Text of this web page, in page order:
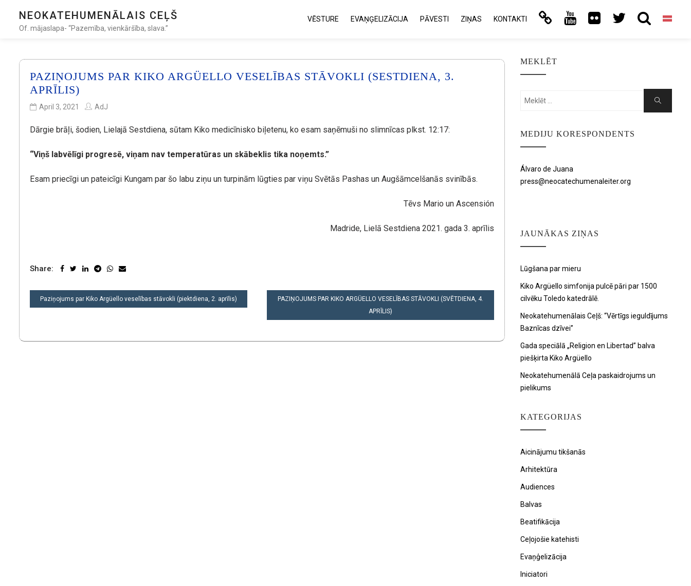
NEOKATEHUMENĀLAIS CEĻŠ
Of. mājaslapa- “Pazemība, vienkāršība, slava.”
VĒSTURE EVAŅĢELIZĀCIJA PĀVESTI ZIŅAS KONTAKTI
PAZIŅOJUMS PAR KIKO ARGÜELLO VESELĪBAS STĀVOKLI (SESTDIENA, 3.
APRĪLIS)
April 3, 2021 AdJ
Dārgie brāļi, šodien, Lielajā Sestdiena, sūtam Kiko medicīnisko biļetenu, ko esam saņēmuši no slimnīcas plkst. 12:17:
“Viņš labvēlīgi progresē, viņam nav temperatūras un skābeklis tika noņemts.”
Esam priecīgi un pateicīgi Kungam par šo labu ziņu un turpinām lūgties par viņu Svētās Pashas un Augšāmcelšanās svinībās.
Tēvs Mario un Ascensión
Madride, Lielā Sestdiena 2021. gada 3. aprīlis
Share:
POST
NAVIGATION
Paziņojums par Kiko Argüello veselības stāvokli (piektdiena, 2. aprīlis)
PAZIŅOJUMS PAR KIKO ARGÜELLO VESELĪBAS STĀVOKLI (SVĒTDIENA, 4.
APRĪLIS)
MEKLĒT
Search
Search
MEDIJU KORESPONDENTS
Álvaro de Juana
press@neocatechumenaleiter.org
JAUNĀKAS ZIŅAS
Lūgšana par mieru
Kiko Argüello simfonija pulcē pāri par 1500
cilvēku Toledo katedrālē.
Neokatehumenālais Ceļš: “Vērtīgs ieguldījums
Baznīcas dzīvei”
Gada speciālā „Religion en Libertad” balva
piešķirta Kiko Argüello
Neokatehumenālā Ceļa paskaidrojums un
pielikums
KATEGORIJAS
Aicinājumu tikšanās
Arhitektūra
Audiences
Balvas
Beatifikācija
Ceļojošie katehisti
Evaņģelizācija
Iniciatori